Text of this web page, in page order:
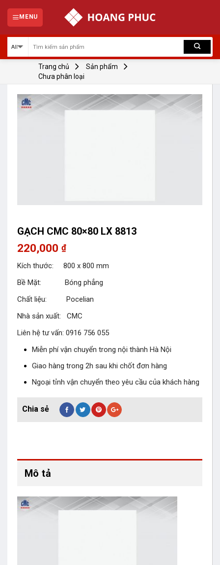
content
MENU
Trang chủ
Sản phẩm
Chưa phân loại
GẠCH CMC 80×80 LX 8813
220,000 ₫
Kích thước: 800 x 800 mm
Bề Mặt: Bóng phẳng
Chất liệu: Pocelian
Nhà sản xuất: CMC
Liên hệ tư vấn: 0916 756 055
Miễn phí vận chuyển trong nội thành Hà Nội
Giao hàng trong 2h sau khi chốt đơn hàng
Ngoại tỉnh vận chuyển theo yêu cầu của khách hàng
Mô tả